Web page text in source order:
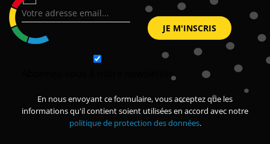
Abonnez-vous à notre newsletter
En nous envoyant ce formulaire, vous acceptez que les
informations qu'il contient soient utilisées en accord avec notre
politique de protection des données.